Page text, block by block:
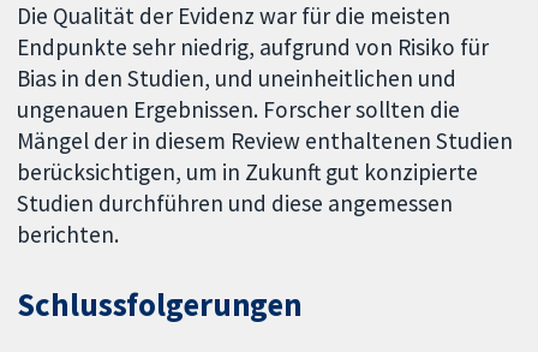
Die Qualität der Evidenz war für die meisten
Endpunkte sehr niedrig, aufgrund von Risiko für
Bias in den Studien, und uneinheitlichen und
ungenauen Ergebnissen. Forscher sollten die
Mängel der in diesem Review enthaltenen Studien
berücksichtigen, um in Zukunft gut konzipierte
Studien durchführen und diese angemessen
berichten.
Schlussfolgerungen